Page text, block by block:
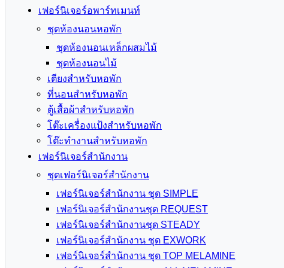
เฟอร์นิเจอร์อพาร์ทเมนท์
ชุดห้องนอนหอพัก
ชุดห้องนอนเหล็กผสมไม้
ชุดห้องนอนไม้
เตียงสำหรับหอพัก
ที่นอนสำหรับหอพัก
ตู้เสื้อผ้าสำหรับหอพัก
โต๊ะเครื่องแป้งสำหรับหอพัก
โต๊ะทำงานสำหรับหอพัก
เฟอร์นิเจอร์สำนักงาน
ชุดเฟอร์นิเจอร์สำนักงาน
เฟอร์นิเจอร์สำนักงาน ชุด SIMPLE
เฟอร์นิเจอร์สำนักงานชุด REQUEST
เฟอร์นิเจอร์สำนักงานชุด STEADY
เฟอร์นิเจอร์สำนักงาน ชุด EXWORK
เฟอร์นิเจอร์สำนักงาน ชุด TOP MELAMINE